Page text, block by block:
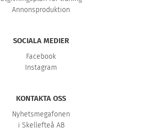
Annonsproduktion
SOCIALA MEDIER
Facebook
Instagram
KONTAKTA OSS
Nyhetsmegafonen
i Skellefteå AB